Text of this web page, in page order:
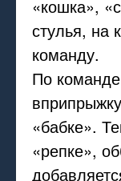
«кошка»,
стулья, на
команду.
По
«бабке».
«репке»,